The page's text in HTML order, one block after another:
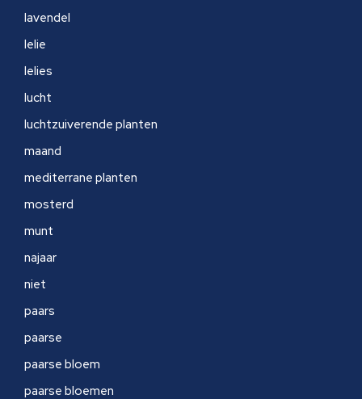
lavendel
lelie
lelies
lucht
luchtzuiverende planten
maand
mediterrane planten
mosterd
munt
najaar
niet
paars
paarse
paarse bloem
paarse bloemen